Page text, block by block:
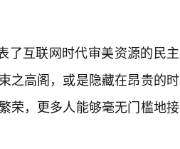
了互联网时代审美资源的民主
之高阁，或是隐藏在昂贵的时
荣，更多人能够毫无门槛地接